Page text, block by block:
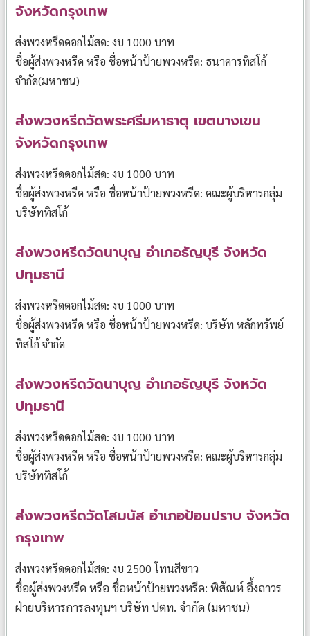
จังหวัดกรุงเทพ
ส่งพวงหรีดดอกไม้สด: งบ 1000 บาท
ชื่อผู้ส่งพวงหรีด หรือ ชื่อหน้าป้ายพวงหรีด: ธนาคารทิสโก้
จำกัด(มหาชน)
ส่งพวงหรีดวัดพระศรีมหาธาตุ เขตบางเขน
จังหวัดกรุงเทพ
ส่งพวงหรีดดอกไม้สด: งบ 1000 บาท
ชื่อผู้ส่งพวงหรีด หรือ ชื่อหน้าป้ายพวงหรีด: คณะผู้บริหารกลุ่ม
บริษัททิสโก้
ส่งพวงหรีดวัดนาบุญ อำเภอธัญบุรี จังหวัด
ปทุมธานี
ส่งพวงหรีดดอกไม้สด: งบ 1000 บาท
ชื่อผู้ส่งพวงหรีด หรือ ชื่อหน้าป้ายพวงหรีด: บริษัท หลักทรัพย์
ทิสโก้ จำกัด
ส่งพวงหรีดวัดนาบุญ อำเภอธัญบุรี จังหวัด
ปทุมธานี
ส่งพวงหรีดดอกไม้สด: งบ 1000 บาท
ชื่อผู้ส่งพวงหรีด หรือ ชื่อหน้าป้ายพวงหรีด: คณะผู้บริหารกลุ่ม
บริษัททิสโก้
ส่งพวงหรีดวัดโสมนัส อำเภอป้อมปราบ จังหวัด
กรุงเทพ
ส่งพวงหรีดดอกไม้สด: งบ 2500 โทนสีขาว
ชื่อผู้ส่งพวงหรีด หรือ ชื่อหน้าป้ายพวงหรีด: พิสัณห์ อึ้งถาวร
ฝ่ายบริหารการลงทุนฯ บริษัท ปตท. จำกัด (มหาชน)